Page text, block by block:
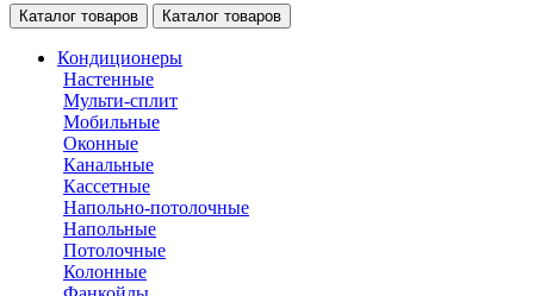
Каталог товаров Каталог товаров
Кондиционеры
Настенные
Мульти-сплит
Мобильные
Оконные
Канальные
Кассетные
Напольно-потолочные
Напольные
Потолочные
Колонные